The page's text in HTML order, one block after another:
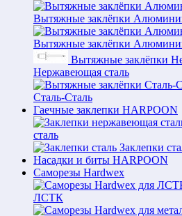
Вытяжные заклёпки
Вытяжные заклёпки
Вытяжные заклёпки
Нержавеющая сталь
Сталь-Сталь
Гаечные заклепки HARPOON
сталь
Заклепки
Насадки и биты HARPOON
Саморезы Hardwex
ЛСТК